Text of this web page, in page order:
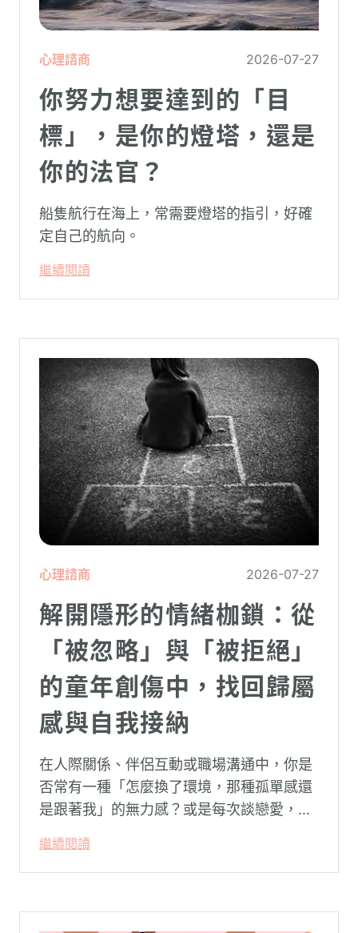
心理諮商 2026-07-27
你努力想要達到的「目
標」，是你的燈塔，還是
你的法官？
船隻航行在海上，常需要燈塔的指引，好確
定自己的航向。
繼續閱讀
心理諮商 2026-07-27
解開隱形的情緒枷鎖：從
「被忽略」與「被拒絕」
的童年創傷中，找回歸屬
感與自我接納
在人際關係、伴侶互動或職場溝通中，你是
否常有一種「怎麼換了環境，那種孤單感還
是跟著我」的無力感？或是每次談戀愛，總
卻演變成兩敗俱傷？
繼續閱讀